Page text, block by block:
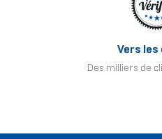
Vers les
Des milliers de